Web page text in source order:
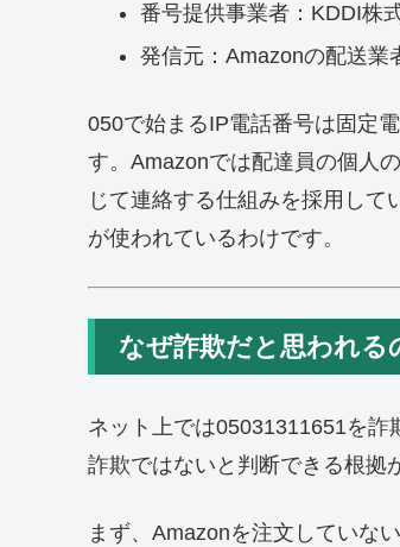
番号提供事業者：KDDI株
発信元：Amazonの配送業
050で始まるIP電話番号は固定
す。Amazonでは配達員の個人
じて連絡する仕組みを採用し
が使われているわけです。
なぜ詐欺だと思われる
ネット上では05031311651を詐
詐欺ではないと判断できる根拠
まず、Amazonを注文していな